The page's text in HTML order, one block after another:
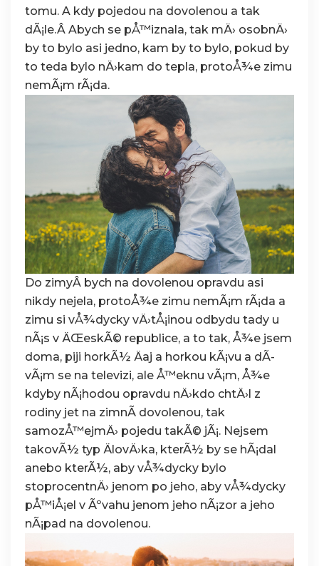
tomu. A kdy pojedou na dovolenou a tak
dÃ¡le.Â Abych se pÅ™iznala, tak mÄ› osobnÄ›
by to bylo asi jedno, kam by to bylo, pokud by
to teda bylo nÄ›kam do tepla, protoÅ¾e zimu
nemÃ¡m rÃ¡da.
Do zimyÂ bych na dovolenou opravdu asi
nikdy nejela, protoÅ¾e zimu nemÃ¡m rÃ¡da a
zimu si vÅ¾dycky vÄ›tÅ¡inou odbydu tady u
nÃ¡s v ÄŒeskÃ© republice, a to tak, Å¾e jsem
doma, piji horkÃ½ Äaj a horkou kÃ¡vu a dÃ­
vÃ¡m se na televizi, ale Å™eknu vÃ¡m, Å¾e
kdyby nÃ¡hodou opravdu nÄ›kdo chtÄ›l z
rodiny jet na zimnÃ­ dovolenou, tak
samozÅ™ejmÄ› pojedu takÃ© jÃ¡. Nejsem
takovÃ½ typ ÄlovÄ›ka, kterÃ½ by se hÃ¡dal
anebo kterÃ½, aby vÅ¾dycky bylo
stoprocentnÄ› jenom po jeho, aby vÅ¾dycky
pÅ™iÅ¡el v Ãºvahu jenom jeho nÃ¡zor a jeho
nÃ¡pad na dovolenou.